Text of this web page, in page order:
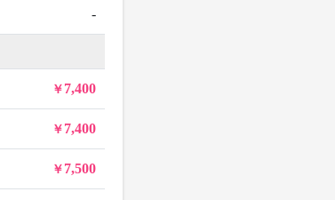
-
7,400
7,400
7,500